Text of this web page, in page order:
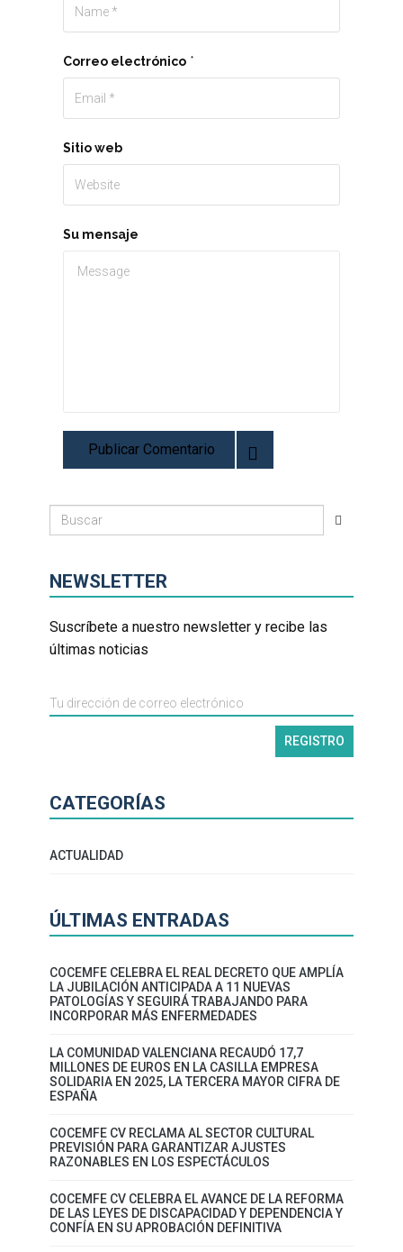
Correo electrónico *
Sitio web
Su mensaje
NEWSLETTER
Suscríbete a nuestro newsletter y recibe las
últimas noticias
CATEGORÍAS
ACTUALIDAD
ÚLTIMAS ENTRADAS
COCEMFE CELEBRA EL REAL DECRETO QUE AMPLÍA
LA JUBILACIÓN ANTICIPADA A 11 NUEVAS
PATOLOGÍAS Y SEGUIRÁ TRABAJANDO PARA
INCORPORAR MÁS ENFERMEDADES
LA COMUNIDAD VALENCIANA RECAUDÓ 17,7
MILLONES DE EUROS EN LA CASILLA EMPRESA
SOLIDARIA EN 2025, LA TERCERA MAYOR CIFRA DE
ESPAÑA
COCEMFE CV RECLAMA AL SECTOR CULTURAL
PREVISIÓN PARA GARANTIZAR AJUSTES
RAZONABLES EN LOS ESPECTÁCULOS
COCEMFE CV CELEBRA EL AVANCE DE LA REFORMA
DE LAS LEYES DE DISCAPACIDAD Y DEPENDENCIA Y
CONFÍA EN SU APROBACIÓN DEFINITIVA